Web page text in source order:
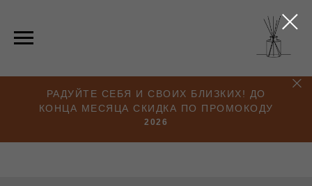
РАДУЙТЕ СЕБЯ И СВОИХ БЛИЗКИХ! ДО
КОНЦА МЕСЯЦА СКИДКА ПО ПРОМОКОДУ
2026